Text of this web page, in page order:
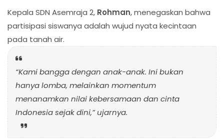
Kepala SDN Asemraja 2, Rohman, menegaskan bahwa
partisipasi siswanya adalah wujud nyata kecintaan
pada tanah air.
“Kami bangga dengan anak-anak. Ini bukan
hanya lomba, melainkan momentum
menanamkan nilai kebersamaan dan cinta
Indonesia sejak dini,” ujarnya.